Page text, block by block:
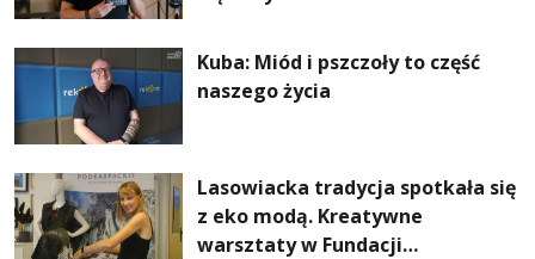
Kuba: Miód i pszczoły to część
naszego życia
Lasowiacka tradycja spotkała się
z eko modą. Kreatywne
warsztaty w Fundacji